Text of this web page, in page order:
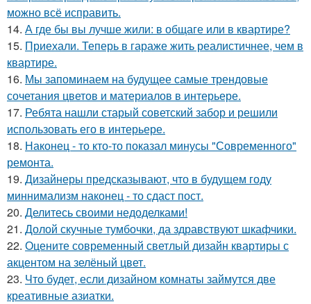
можно всё исправить.
14. А где бы вы лучше жили: в общаге или в квартире?
15. Приехали. Теперь в гараже жить реалистичнее, чем в
квартире.
16. Мы запоминаем на будущее самые трендовые
сочетания цветов и материалов в интерьере.
17. Ребята нашли старый советский забор и решили
использовать его в интерьере.
18. Наконец - то кто-то показал минусы "Современного"
ремонта.
19. Дизайнеры предсказывают, что в будущем году
миннимализм наконец - то сдаст пост.
20. Делитесь своими недоделками!
21. Долой скучные тумбочки, да здравствуют шкафчики.
22. Оцените современный светлый дизайн квартиры с
акцентом на зелёный цвет.
23. Что будет, если дизайном комнаты займутся две
креативные азиатки.